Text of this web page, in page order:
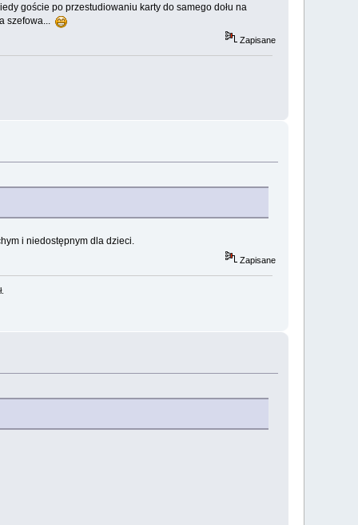
goście po przestudiowaniu karty do samego dołu na
szefowa...
Zapisane
i niedostępnym dla dzieci.
Zapisane